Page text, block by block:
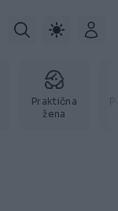
Praktična
žena